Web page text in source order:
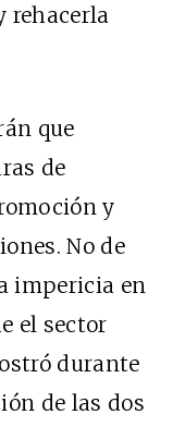
rehacerla
que
de
y
No de
impericia en
el sector
durante
de las dos